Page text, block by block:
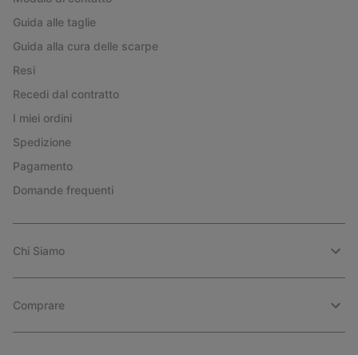
Guida alle taglie
Guida alla cura delle scarpe
Resi
Recedi dal contratto
I miei ordini
Spedizione
Pagamento
Domande frequenti
Chi Siamo
Comprare